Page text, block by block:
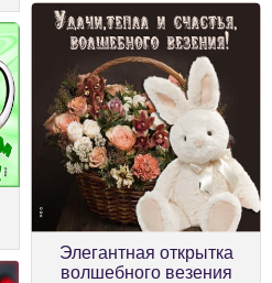
Элегантная открытка
волшебного везения